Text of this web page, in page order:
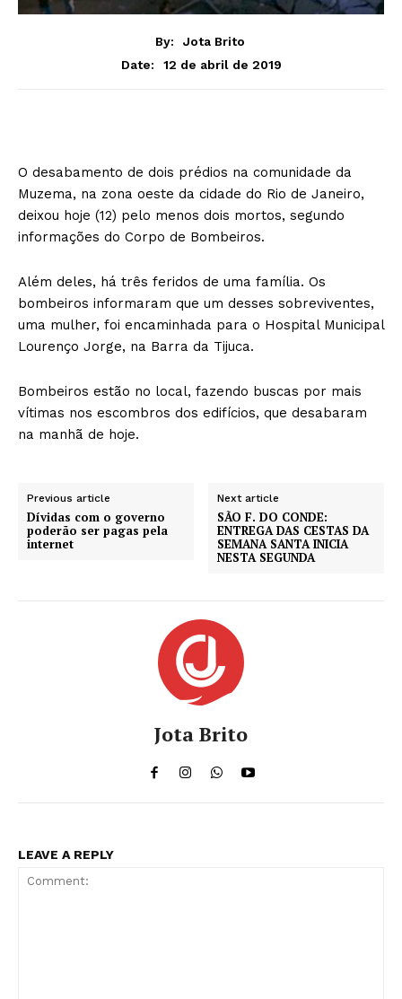
By:
Jota Brito
Date:
12 de abril de 2019
O desabamento de dois prédios na comunidade da
Muzema, na zona oeste da cidade do Rio de Janeiro,
deixou hoje (12) pelo menos dois mortos, segundo
informações do Corpo de Bombeiros.
Além deles, há três feridos de uma família. Os
bombeiros informaram que um desses sobreviventes,
uma mulher, foi encaminhada para o Hospital Municipal
Lourenço Jorge, na Barra da Tijuca.
Bombeiros estão no local, fazendo buscas por mais
vítimas nos escombros dos edifícios, que desabaram
na manhã de hoje.
Previous article
Dívidas com o governo
poderão ser pagas pela
internet
Next article
SÃO F. DO CONDE:
ENTREGA DAS CESTAS DA
SEMANA SANTA INICIA
NESTA SEGUNDA
Jota Brito
LEAVE A REPLY